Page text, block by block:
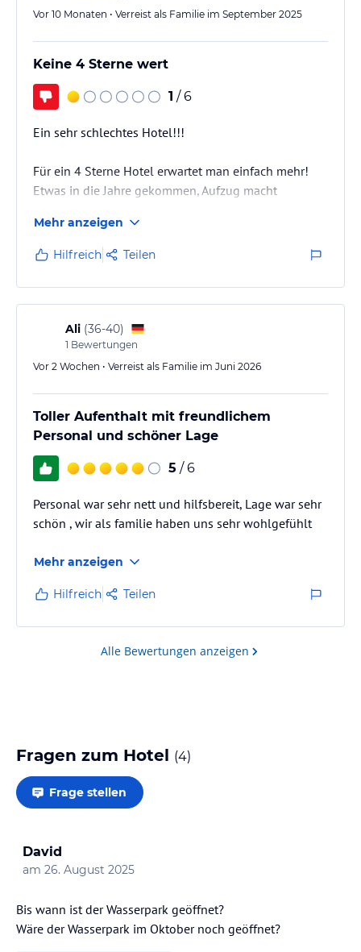
Vor 10 Monaten • Verreist als Familie im September 2025
Keine 4 Sterne wert
1 / 6
Ein sehr schlechtes Hotel!!!
Für ein 4 Sterne Hotel erwartet man einfach mehr!
Etwas in die Jahre gekommen, Aufzug macht
Personal sehr unfreundlich und nicht hilfreich bei
Problemen, man muss schauen wie man selbst
zurecht kommt.
Ganze Tomaten werden zum Frühstück serviert
ungeschnitten.
Pappbecher und Plastikbecher statt Gläser.
Mehr anzeigen
Hilfreich Teilen
Ali (36-40)
1 Bewertungen
Vor 2 Wochen • Verreist als Familie im Juni 2026
Toller Aufenthalt mit freundlichem
Personal und schöner Lage
5 / 6
Personal war sehr nett und hilfsbereit, Lage war sehr
schön , wir als familie haben uns sehr wohlgefühlt
Mehr anzeigen
Hilfreich Teilen
Alle Bewertungen anzeigen
Fragen zum Hotel (4)
Frage stellen
David
am 26. August 2025
Bis wann ist der Wasserpark geöffnet?